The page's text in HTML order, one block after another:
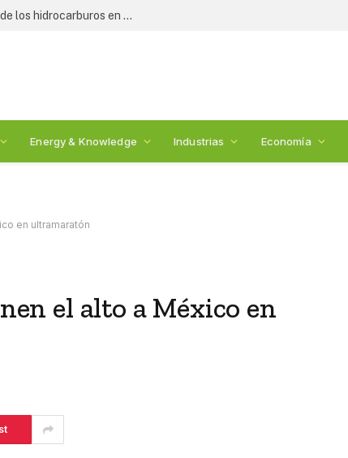
Expertos y legisladores debaten el futuro de los hidrocarburos en México: 2nda Cumbre de Energía
Energy & Knowledge Industrias Economía
en ultramaratón
el alto a México en